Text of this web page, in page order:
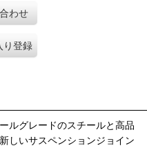
わせ
り登録
ルグレードのスチールと高品
しいサスペンションジョイン